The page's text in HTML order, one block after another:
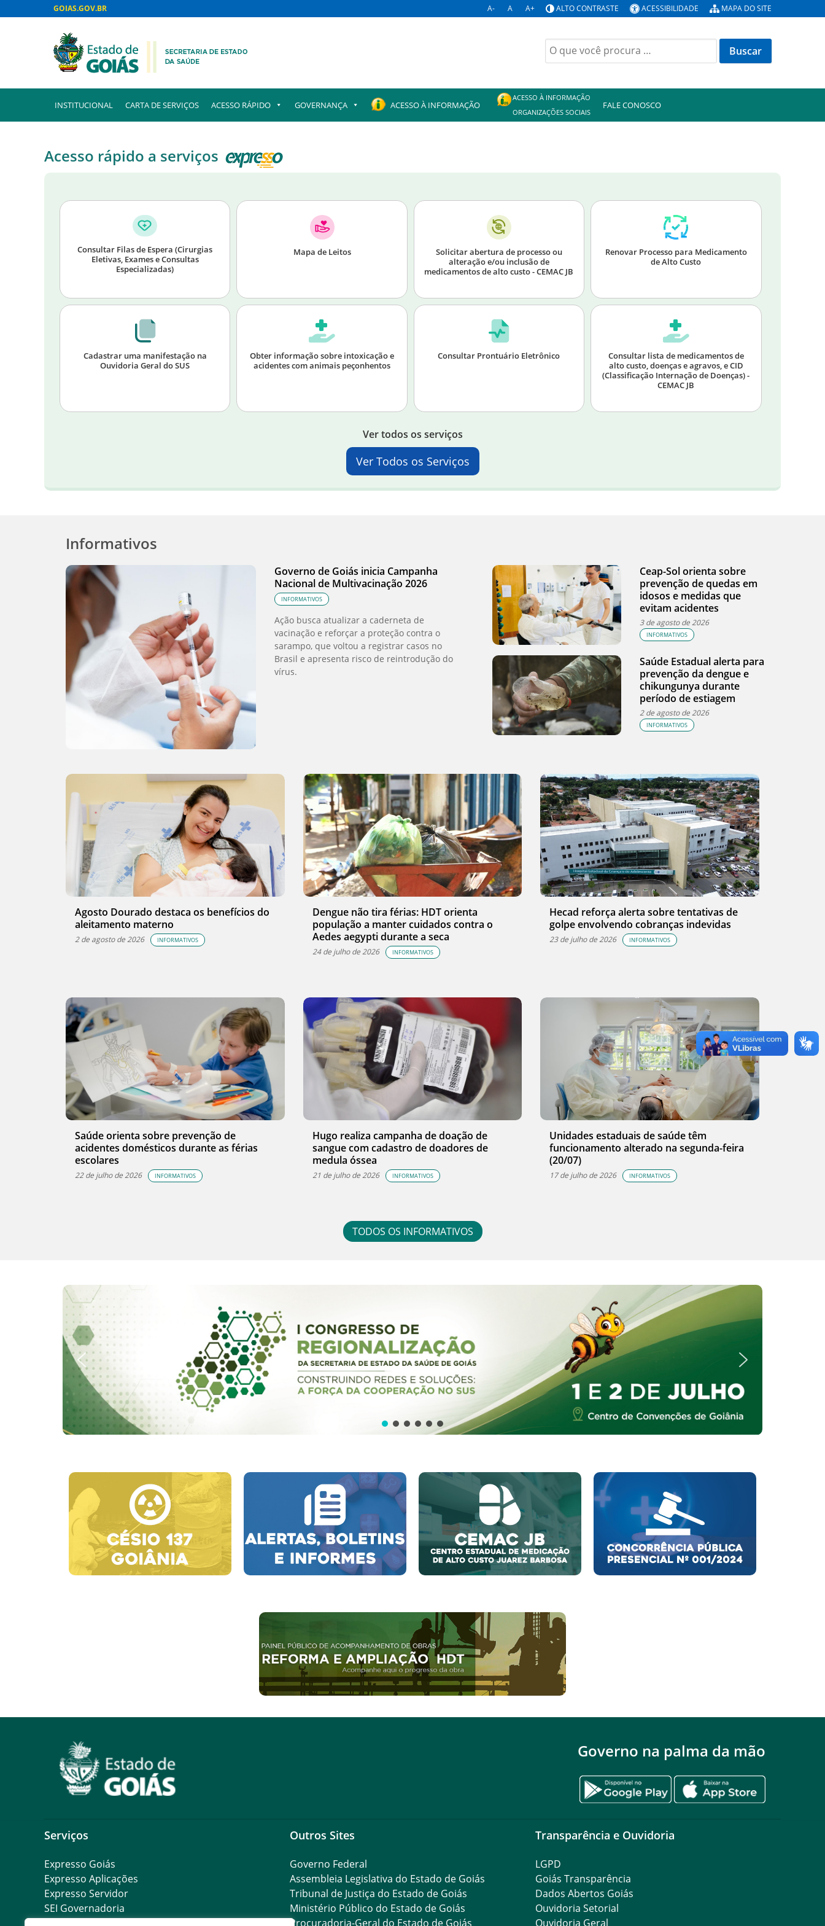
GOIAS.GOV.BR A- A A+ ALTO CONTRASTE ACESSIBILIDADE MAPA DO SITE
INSTITUCIONAL CARTA DE SERVIÇOS ACESSO RÁPIDO GOVERNANÇA ACESSO À INFORMAÇÃO
ACESSO À INFORMAÇÃO
ORGANIZAÇÕES SOCIAIS
FALE CONOSCO
Acesso rápido a serviços
Consultar Filas de Espera (Cirurgias
Eletivas, Exames e Consultas
Especializadas)
Mapa de Leitos
Solicitar abertura de processo ou
alteração e/ou inclusão de
medicamentos de alto custo - CEMAC JB
Renovar Processo para Medicamento
de Alto Custo
Cadastrar uma manifestação na
Ouvidoria Geral do SUS
Obter informação sobre intoxicação e
acidentes com animais peçonhentos
Consultar Prontuário Eletrônico
Consultar lista de medicamentos de
alto custo, doenças e agravos, e CID
(Classificação Internação de Doenças) -
CEMAC JB
Ver todos os serviços
Ver Todos os Serviços
Informativos
Governo de Goiás inicia Campanha
Nacional de Multivacinação 2026
INFORMATIVOS
Ação busca atualizar a caderneta de
vacinação e reforçar a proteção contra o
sarampo, que voltou a registrar casos no
Brasil e apresenta risco de reintrodução do
vírus.
Ceap-Sol orienta sobre
prevenção de quedas em
idosos e medidas que
evitam acidentes
3 de agosto de 2026
INFORMATIVOS
Saúde Estadual alerta para
prevenção da dengue e
chikungunya durante
período de estiagem
2 de agosto de 2026
INFORMATIVOS
Agosto Dourado destaca os benefícios do
aleitamento materno
2 de agosto de 2026 INFORMATIVOS
Dengue não tira férias: HDT orienta
população a manter cuidados contra o
Aedes aegypti durante a seca
24 de julho de 2026 INFORMATIVOS
Hecad reforça alerta sobre tentativas de
golpe envolvendo cobranças indevidas
23 de julho de 2026 INFORMATIVOS
Saúde orienta sobre prevenção de
acidentes domésticos durante as férias
escolares
22 de julho de 2026 INFORMATIVOS
Hugo realiza campanha de doação de
sangue com cadastro de doadores de
medula óssea
21 de julho de 2026 INFORMATIVOS
Unidades estaduais de saúde têm
funcionamento alterado na segunda-feira
(20/07)
17 de julho de 2026 INFORMATIVOS
TODOS OS INFORMATIVOS
Governo na palma da mão
Serviços
Expresso Goiás
Expresso Aplicações
Expresso Servidor
SEI Governadoria
Outros Sites
Governo Federal
Assembleia Legislativa do Estado de Goiás
Tribunal de Justiça do Estado de Goiás
Ministério Público do Estado de Goiás
Procuradoria-Geral do Estado de Goiás
Transparência e Ouvidoria
LGPD
Goiás Transparência
Dados Abertos Goiás
Ouvidoria Setorial
Ouvidoria Geral